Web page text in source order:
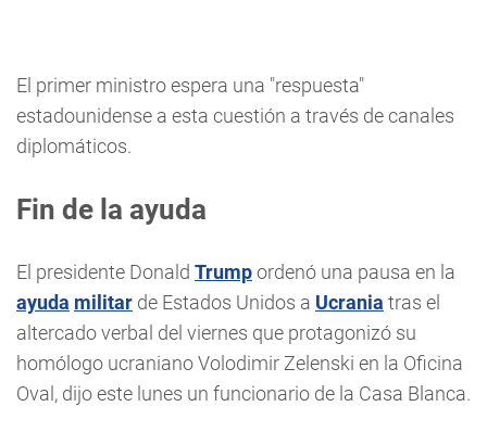
El primer ministro espera una "respuesta"
estadounidense a esta cuestión a través de canales
diplomáticos.
Fin de la ayuda
El presidente Donald Trumpordenó una pausa en la
ayuda militar de Estados Unidos a Ucrania tras el
altercado verbal del viernes que protagonizó su
homólogo ucraniano Volodimir Zelenski en la Oficina
Oval, dijo este lunes un funcionario de la Casa Blanca.